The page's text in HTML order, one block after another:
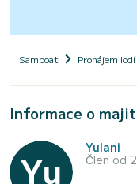
Samboat Pronájem lodí
Informace o
Yulani
Člen od